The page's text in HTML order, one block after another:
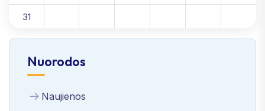
31
Nuorodos
Naujienos